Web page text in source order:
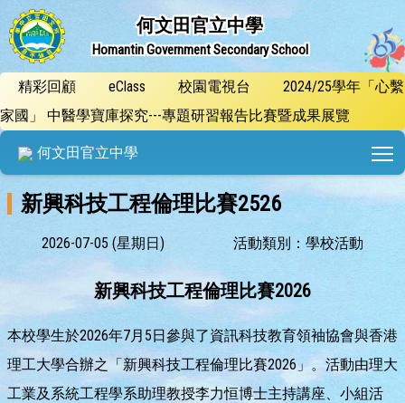
何文田官立中學
Homantin Government Secondary School
精彩回顧 eClass 校園電視台
2024/25學年「心繫
家國」 中醫學寶庫探究---專題研習報告比賽暨成果展覽
何文田官立中學
新興科技工程倫理比賽2526
2026-07-05 (星期日) 活動類別：學校活動
新興科技工程倫理比賽2026
本校學生於2026年7月5日參與了資訊科技教育領袖協會與香港
理工大學合辦之「新興科技工程倫理比賽2026」。活動由理大
工業及系統工程學系助理教授李力恒博士主持講座、小組活